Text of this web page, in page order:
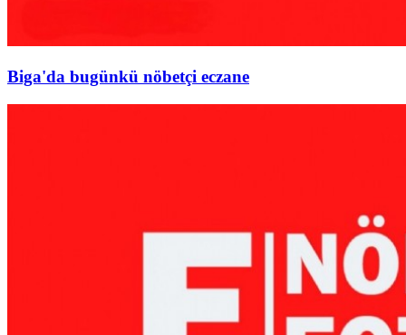
Biga'da bugünkü nöbetçi eczane